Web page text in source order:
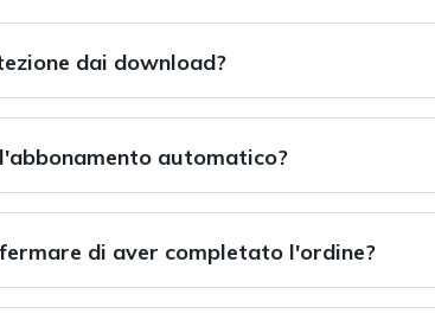
dai download?
automatico?
di aver completato l'ordine?